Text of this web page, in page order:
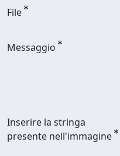
File
Messaggio
Inserire la stringa
presente nell'immagine